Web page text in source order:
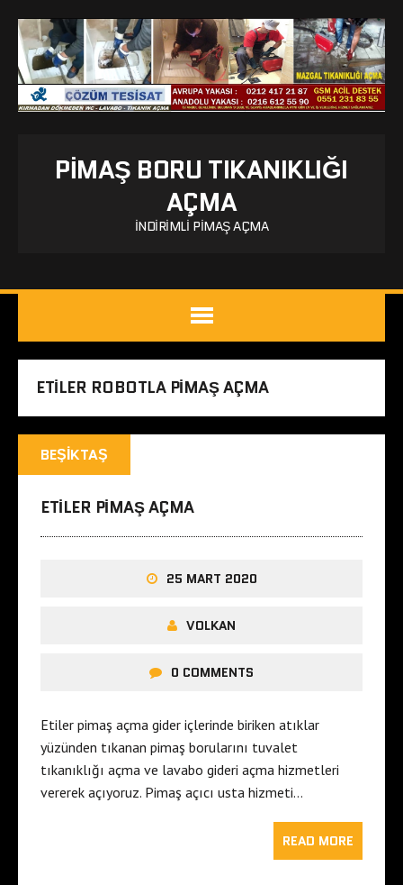
PIMAŞ BORU TIKANIKLIĞI
AÇMA
İNDIRIMLI PIMAŞ AÇMA
ETILER ROBOTLA PIMAŞ AÇMA
BEŞIKTAŞ
ETILER PIMAŞ AÇMA
25 MART 2020
VOLKAN
0 COMMENTS
Etiler pimaş açma gider içlerinde biriken atıklar
yüzünden tıkanan pimaş borularını tuvalet
tıkanıklığı açma ve lavabo gideri açma hizmetleri
vererek açıyoruz. Pimaş açıcı usta hizmeti…
READ MORE